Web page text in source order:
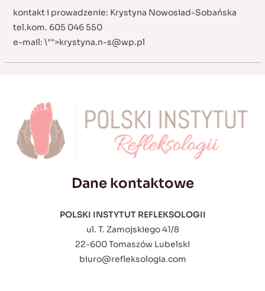
kontakt i prowadzenie: Krystyna Nowosiad-Sobańska
tel.kom. 605 046 550
e-mail: \"">krystyna.n-s@wp.pl
Dane kontaktowe
POLSKI INSTYTUT REFLEKSOLOGII
ul. T. Zamojskiego 41/8
22-600 Tomaszów Lubelski
biuro@refleksologia.com